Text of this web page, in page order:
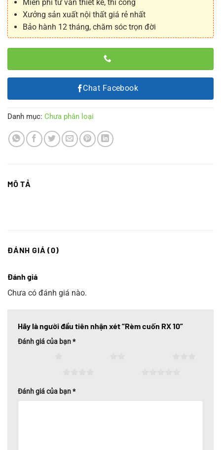
Miễn phí tư vấn thiết kế, thi công
Xưởng sản xuất nội thất giá rẻ nhất
Bảo hành 12 tháng, chăm sóc trọn đời
Chat Facebook
Danh mục: Chưa phân loại
MÔ TẢ
ĐÁNH GIÁ (0)
Đánh giá
Chưa có đánh giá nào.
Hãy là người đầu tiên nhận xét “Rèm cuốn RX 10”
Đánh giá của bạn*
Đánh giá của bạn*